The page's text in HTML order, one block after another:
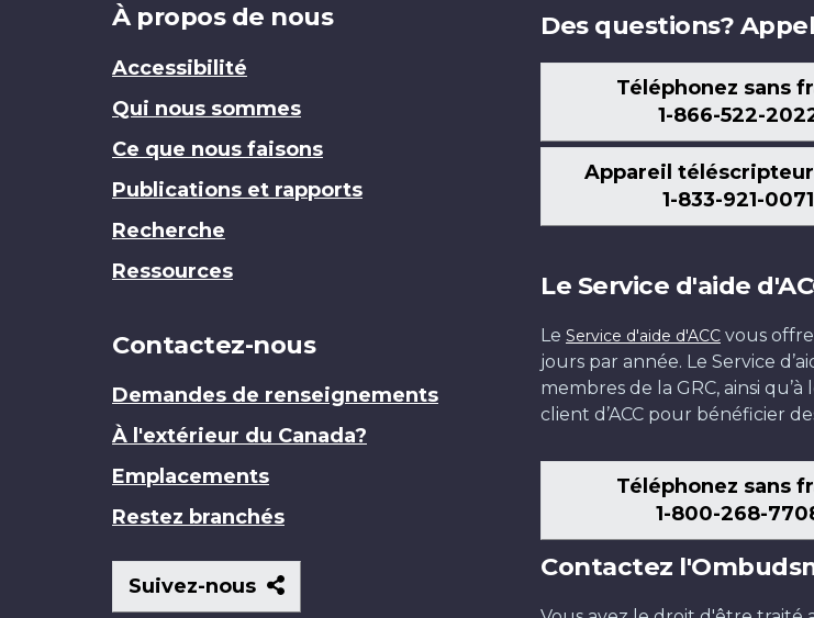
Brand
À propos de nous
Accessibilité
Qui nous sommes
Ce que nous faisons
Publications et rapports
Recherche
Ressources
Contactez-nous
Demandes de renseignements
À l'extérieur du Canada?
Emplacements
Restez branchés
Suivez-nous
Suivez-
nous
Des questions?
Téléphonez sans
1-866-522-
Appareil téléscripteur
1-833-921-0071
Le Service d'aide
Le Service d'aide d'ACC vous
jours par année. Le Service
membres de la GRC, ainsi
client d’ACC pour bénéficier
Téléphonez sans
1-800-268-
Contactez